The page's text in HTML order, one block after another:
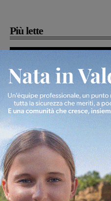
Più lette
Figline Incisa Valdarno
Piscina di Figline
Pnrr, il gruppo di
ringraziamento al
Cronaca 4 Agosto 2026
Un anno fa la strage
Gianni, Giulia e
processo, lo stop ai
Cronaca 3 Agosto 2026
Scomparso da una
Fiorentino l’uomo che
Levane nel 2020